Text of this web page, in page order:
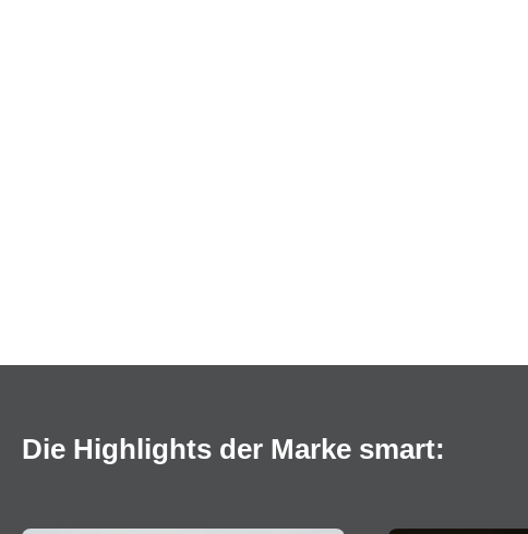
Die Highlights der Marke smart: